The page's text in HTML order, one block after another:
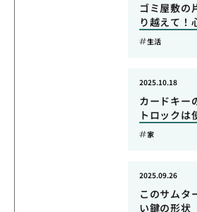
ゴミ屋敷の
り越えて！
生活
カードキー
トロックは
2025.10.18
家
このサムタ
い鍵の形状
2025.09.26